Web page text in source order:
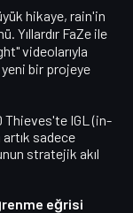
hikaye, rain'in
. Yıllardır FaZe ile
videolarıyla
bir projeye
Thieves'te IGL (in-
sadece
stratejik akıl
eğrisi